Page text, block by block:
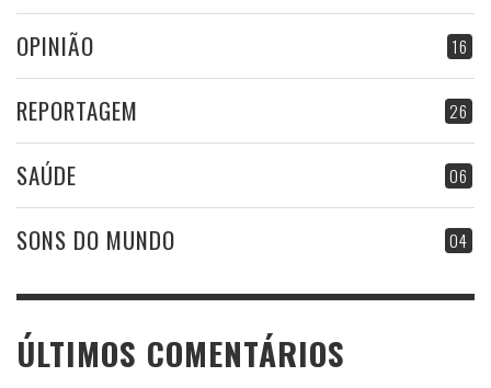
16
OPINIÃO
26
REPORTAGEM
06
SAÚDE
04
SONS DO MUNDO
ÚLTIMOS COMENTÁRIOS